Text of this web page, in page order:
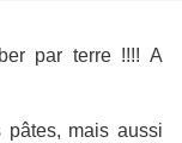
par terre !!!! A
mais aussi